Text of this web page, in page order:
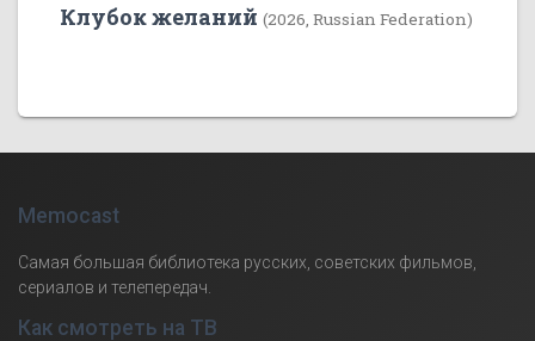
Клубок желаний (2026, Russian Federation)
Memocast
Самая большая библиотека русских, советских фильмов,
сериалов и телепередач.
Как смотреть на ТВ